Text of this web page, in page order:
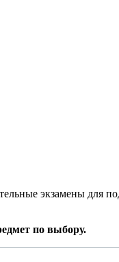
экзамены для
по выбору.